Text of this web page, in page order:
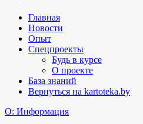
Главная
Новости
Опыт
Спецпроекты
Будь в курсе
О проекте
База знаний
Вернуться на kartoteka.by
O: Информация